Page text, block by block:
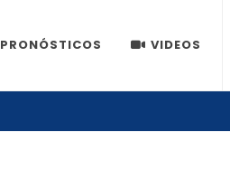
PRONÓSTICOS VIDEOS